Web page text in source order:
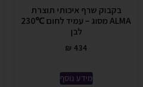
בקבוק שרף איכותי תוצרת
ALMA מסוג – עמיד לחום ℃230
לבן
₪ 434
מידע נוסף